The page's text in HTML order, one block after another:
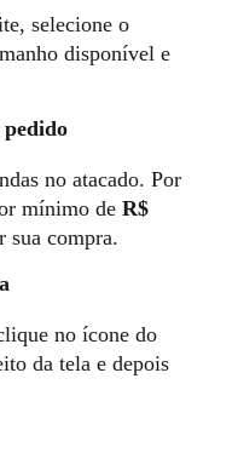
selecione o
disponível e
no atacado. Por
mínimo de R$
sua compra.
no ícone do
da tela e depois